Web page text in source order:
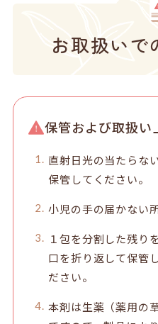
お取扱いで
保管および取扱い
直射日光の当たらな
保管してください。
小児の手の届かない
１包を分割した残り
口を折り返して保管
ださい。
本剤は生薬（薬用の